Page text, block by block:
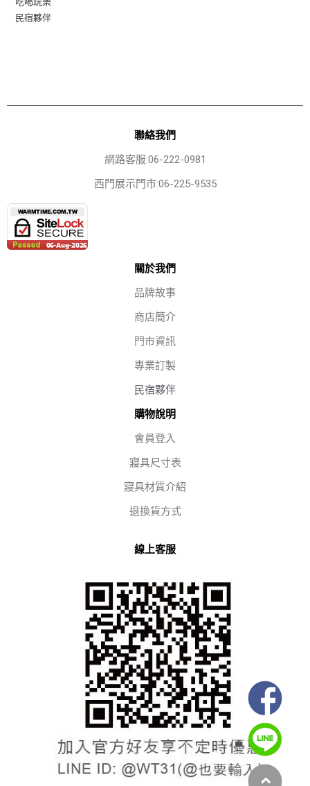
民宿夥伴
聯絡我們
網路客服:06-222-0981
西門展示門市:06-225-9535
關於我們
品牌故事
商店簡介
門市資訊
專業訂製
民宿夥伴
購物說明
會員登入
寢具尺寸表
寢具材質介紹
退換貨方式
線上客服